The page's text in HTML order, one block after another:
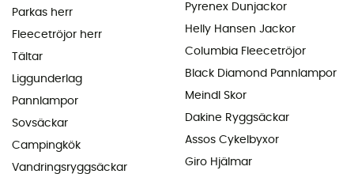
Parkas herr
Fleecetröjor herr
Tältar
Liggunderlag
Pannlampor
Sovsäckar
Campingkök
Vandringsryggsäckar
Pyrenex Dunjackor
Helly Hansen Jackor
Columbia Fleecetröjor
Black Diamond Pannlampor
Meindl Skor
Dakine Ryggsäckar
Assos Cykelbyxor
Giro Hjälmar